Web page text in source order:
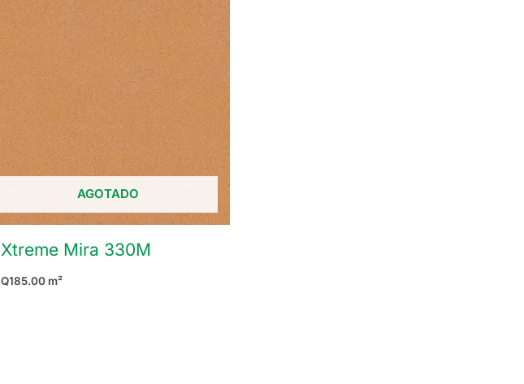
AGOTADO
Xtreme Mira 330M
Q185.00 m²